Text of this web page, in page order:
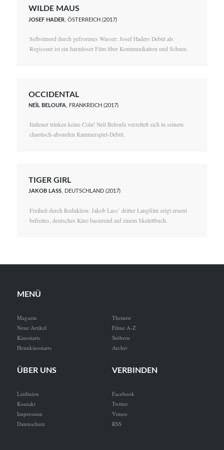
WILDE MAUS
JOSEF HADER , ÖSTERREICH (2017)
Selbstmord durch gefrorenes Wasser: Josef Haders Debüt als
Regisseur ist ein harmloser Film über Kommunikation und Schnee.
OCCIDENTAL
NEÏL BELOUFA , FRANKREICH (2017)
Italiener trinken keine Cola! Neïl Beloufa verzettelt sich in seinem
chaotisch-absurden Kammerspiel-Debüt.
TIGER GIRL
JAKOB LASS, DEUTSCHLAND (2017)
Freiheit durch Reduktion: Jakob Lass’ dritter Langfilm zeigt erneut
befreites, deutsches Kino basierend auf einem Skelettbuch.
MENÜ
Magazin
Neue Artikel
Kinostarts
Heimkinostarts
Themen
Filme A-Z
Stöbern
Archiv
ÜBER UNS
Leitlinien
Kontakt
Impressum
Datenschutz
VERBINDEN
Facebook
Twitter
Vimeo
RSS